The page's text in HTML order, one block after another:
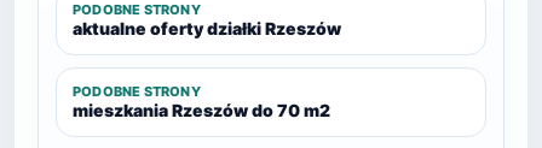
PODOBNE STRONY
aktualne oferty działki Rzeszów
PODOBNE STRONY
mieszkania Rzeszów do 70 m2